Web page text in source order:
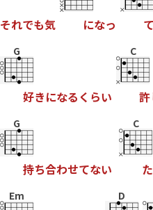
それでも気 になっ
G
好きになる く らい
C
許
G
持ち合わせてない
C
た
Em D